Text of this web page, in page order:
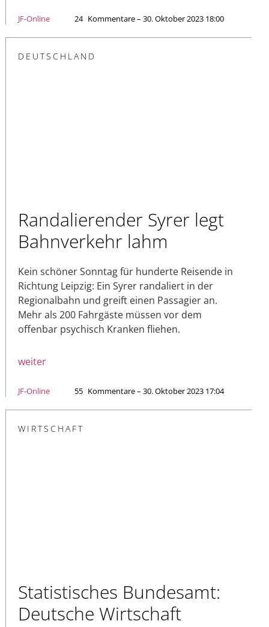
JF-Online 24 Kommentare – 30. Oktober 2023 18:00
DEUTSCHLAND
Randalierender Syrer legt
Bahnverkehr lahm
Kein schöner Sonntag für hunderte Reisende in
Richtung Leipzig: Ein Syrer randaliert in der
Regionalbahn und greift einen Passagier an.
Mehr als 200 Fahrgäste müssen vor dem
offenbar psychisch Kranken fliehen.
weiter
JF-Online 55 Kommentare – 30. Oktober 2023 17:04
WIRTSCHAFT
Statistisches Bundesamt:
Deutsche Wirtschaft